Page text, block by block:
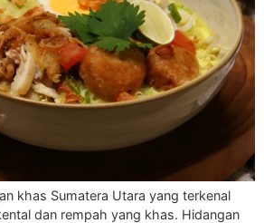
khas Sumatera Utara yang terkenal
dan rempah yang khas. Hidangan